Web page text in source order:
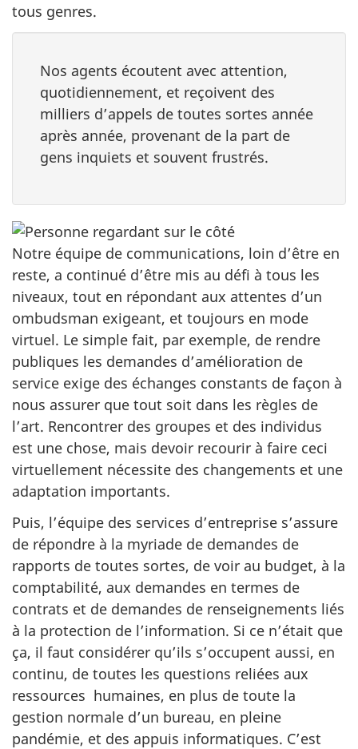
tous genres.
Nos agents écoutent avec attention,
quotidiennement, et reçoivent des
milliers d’appels de toutes sortes année
après année, provenant de la part de
gens inquiets et souvent frustrés.
Notre équipe de communications, loin d’être en
reste, a continué d’être mis au défi à tous les
niveaux, tout en répondant aux attentes d’un
ombudsman exigeant, et toujours en mode
virtuel. Le simple fait, par exemple, de rendre
publiques les demandes d’amélioration de
service exige des échanges constants de façon à
nous assurer que tout soit dans les règles de
l’art. Rencontrer des groupes et des individus
est une chose, mais devoir recourir à faire ceci
virtuellement nécessite des changements et une
adaptation importants.
Puis, l’équipe des services d’entreprise s’assure
de répondre à la myriade de demandes de
rapports de toutes sortes, de voir au budget, à la
comptabilité, aux demandes en termes de
contrats et de demandes de renseignements liés
à la protection de l’information. Si ce n’était que
ça, il faut considérer qu’ils s’occupent aussi, en
continu, de toutes les questions reliées aux
ressources humaines, en plus de toute la
gestion normale d’un bureau, en pleine
pandémie, et des appuis informatiques. C’est